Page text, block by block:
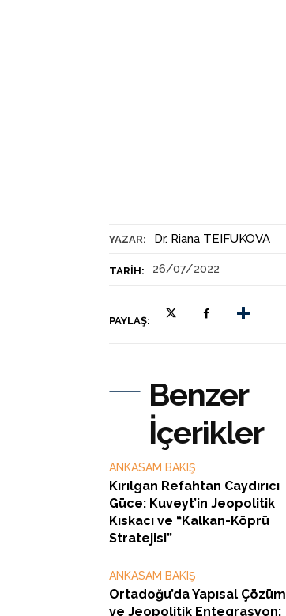
YAZAR: Dr. Riana TEIFUKOVA
TARIH: 26/07/2022
PAYLAŞ:
Benzer
İçerikler
ANKASAM BAKIŞ
Kırılgan Refahtan Caydırıcı
Güce: Kuveyt’in Jeopolitik
Kıskacı ve “Kalkan-Köprü
Stratejisi”
ANKASAM BAKIŞ
Ortadoğu’da Yapısal Çözüm
ve Jeopolitik Entegrasyon: